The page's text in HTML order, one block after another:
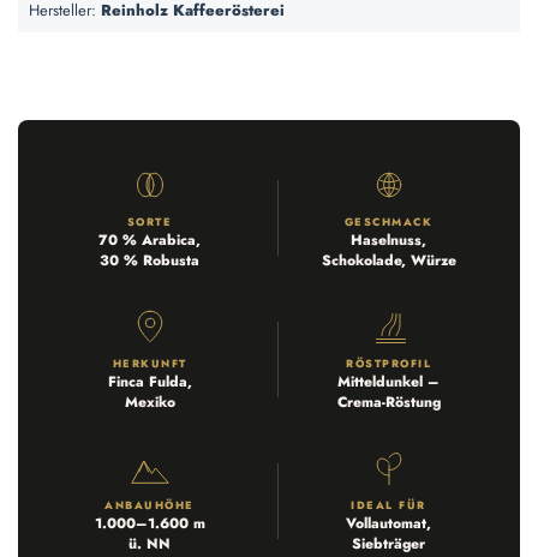
Hersteller: Reinholz Kaffeerösterei
SORTE
70 % Arabica,
30 % Robusta
GESCHMACK
Haselnuss,
Schokolade, Würze
HERKUNFT
Finca Fulda,
Mexiko
RÖSTPROFIL
Mitteldunkel –
Crema-Röstung
ANBAUHÖHE
1.000–1.600 m
ü. NN
IDEAL FÜR
Vollautomat,
Siebträger